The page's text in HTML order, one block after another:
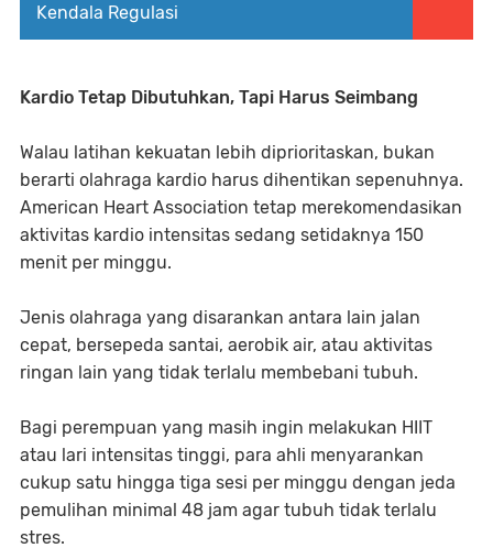
Kendala Regulasi
Kardio Tetap Dibutuhkan, Tapi Harus Seimbang
Walau latihan kekuatan lebih diprioritaskan, bukan
berarti olahraga kardio harus dihentikan sepenuhnya.
American Heart Association tetap merekomendasikan
aktivitas kardio intensitas sedang setidaknya 150
menit per minggu.
Jenis olahraga yang disarankan antara lain jalan
cepat, bersepeda santai, aerobik air, atau aktivitas
ringan lain yang tidak terlalu membebani tubuh.
Bagi perempuan yang masih ingin melakukan HIIT
atau lari intensitas tinggi, para ahli menyarankan
cukup satu hingga tiga sesi per minggu dengan jeda
pemulihan minimal 48 jam agar tubuh tidak terlalu
stres.